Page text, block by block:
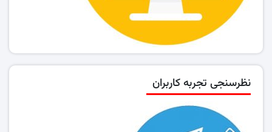
نظرسنجی تجربه کاربران